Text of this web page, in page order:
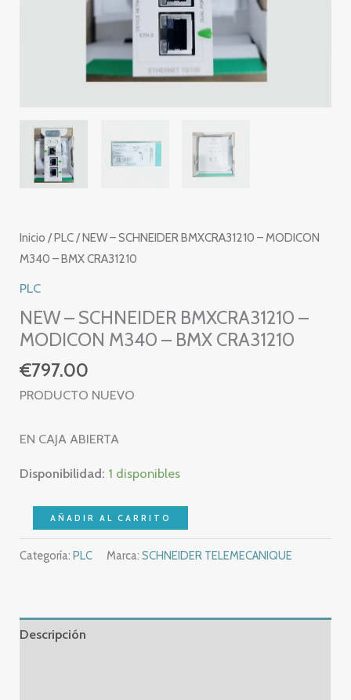
Inicio /PLC/ NEW – SCHNEIDER BMXCRA31210 – MODICON
M340 – BMX CRA31210
PLC
NEW – SCHNEIDER BMXCRA31210 –
MODICON M340 – BMX CRA31210
€797.00
PRODUCTO NUEVO
EN CAJA ABIERTA
Disponibilidad: 1 disponibles
-
SCHNEIDER
MODICON
M340
AÑADIR AL CARRITO
Categoría:PLC Marca:SCHNEIDER TELEMECANIQUE
Descripción